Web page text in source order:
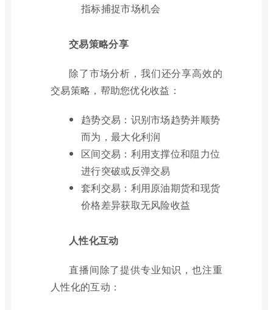
指标捕捉市场机会
交易策略分享
除了市场分析，我们还分享高效的
交易策略，帮助您优化收益：
趋势交易：识别市场趋势并顺势
而为，最大化利润
区间交易：利用支撑位和阻力位
进行突破或反弹交易
套利交易：利用原油期货和现货
价格差异获取无风险收益
人性化互动
直播间除了提供专业知识，也注重
人性化的互动：